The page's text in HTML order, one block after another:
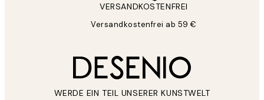
VERSANDKOSTENFREI
Versandkostenfrei ab 59 €
WERDE EIN TEIL UNSERER KUNSTWELT